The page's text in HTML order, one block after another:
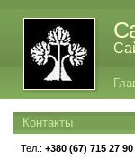
Контакты
Тел.: +380 (67) 715 27 90